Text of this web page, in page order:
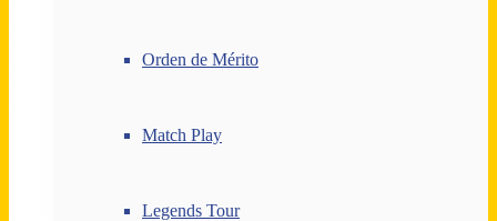
Orden de Mérito
Match Play
Legends Tour